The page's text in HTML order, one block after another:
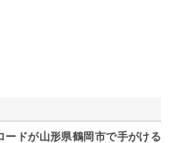
ードが山形県鶴岡市で手がける